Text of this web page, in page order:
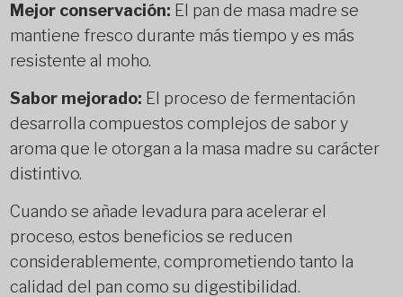
Mejor conservación: El pan de masa madre se
mantiene fresco durante más tiempo y es más
resistente al moho.
Sabor mejorado: El proceso de fermentación
desarrolla compuestos complejos de sabor y
aroma que le otorgan a la masa madre su carácter
distintivo.
Cuando se añade levadura para acelerar el
proceso, estos beneficios se reducen
considerablemente, comprometiendo tanto la
calidad del pan como su digestibilidad.